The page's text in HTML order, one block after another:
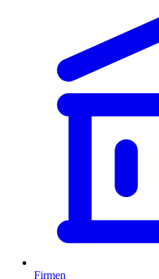
Firmen